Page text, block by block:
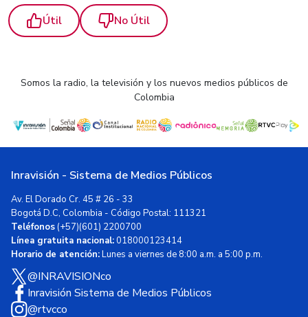
Útil No Útil
Somos la radio, la televisión y los nuevos medios públicos de
Colombia
Inravisión - Sistema de Medios Públicos
Av. El Dorado Cr. 45 # 26 - 33
Bogotá D.C, Colombia - Código Postal: 111321
Teléfonos(+57)(601) 2200700
Línea gratuita nacional:018000123414
Horario de atención:Lunes a viernes de 8:00 a.m. a 5:00 p.m.
@INRAVISIONco
Inravisión Sistema de Medios Públicos
@rtvcco